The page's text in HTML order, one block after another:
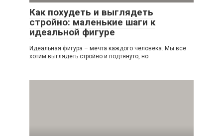
Как похудеть и выглядеть
стройно: маленькие шаги к
идеальной фигуре
Идеальная фигура – мечта каждого человека. Мы все
хотим выглядеть стройно и подтянуто, но